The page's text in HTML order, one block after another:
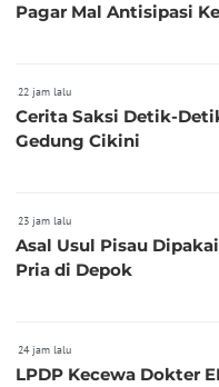
Pagar Mal Antisipasi
22 jam lalu
Cerita Saksi Detik-
Gedung Cikini
23 jam lalu
Asal Usul Pisau
Pria di Depok
24 jam lalu
LPDP Kecewa Dokter